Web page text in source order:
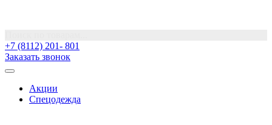
+7 (8112) 201- 801
Заказать звонок
Акции
Спецодежда